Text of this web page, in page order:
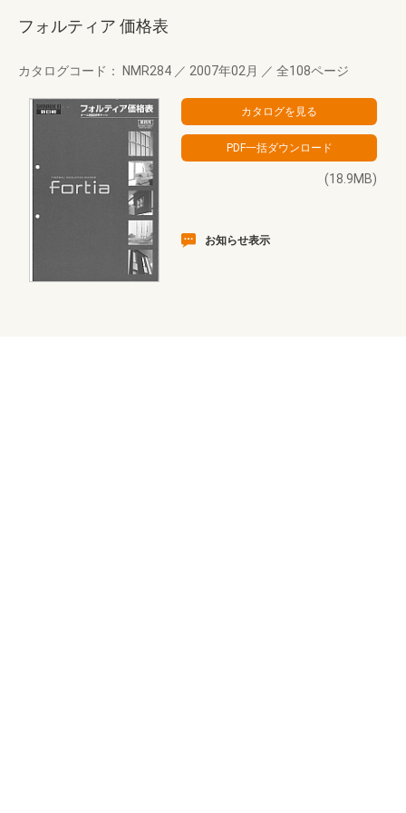
フォルティア 価格表
カタログコード： NMR284 ／ 2007年02月 ／ 全108ページ
(18.9MB)
お知らせ表示